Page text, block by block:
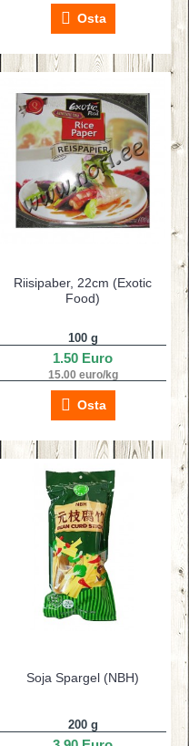
Osta
Riisipaber, 22cm (Exotic
Food)
100 g
1.50 Euro
15.00 euro/kg
Osta
Soja Spargel (NBH)
200 g